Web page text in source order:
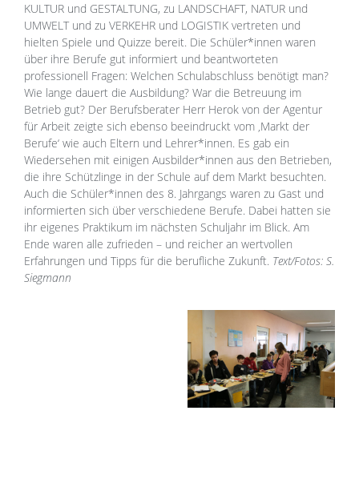
KULTUR und GESTALTUNG, zu LANDSCHAFT, NATUR und
UMWELT und zu VERKEHR und LOGISTIK vertreten und
hielten Spiele und Quizze bereit. Die Schüler*innen waren
über ihre Berufe gut informiert und beantworteten
professionell Fragen: Welchen Schulabschluss benötigt man?
Wie lange dauert die Ausbildung? War die Betreuung im
Betrieb gut? Der Berufsberater Herr Herok von der Agentur
für Arbeit zeigte sich ebenso beeindruckt vom ‚Markt der
Berufe‘ wie auch Eltern und Lehrer*innen. Es gab ein
Wiedersehen mit einigen Ausbilder*innen aus den Betrieben,
die ihre Schützlinge in der Schule auf dem Markt besuchten.
Auch die Schüler*innen des 8. Jahrgangs waren zu Gast und
informierten sich über verschiedene Berufe. Dabei hatten sie
ihr eigenes Praktikum im nächsten Schuljahr im Blick. Am
Ende waren alle zufrieden – und reicher an wertvollen
Erfahrungen und Tipps für die berufliche Zukunft. Text/Fotos: S.
Siegmann